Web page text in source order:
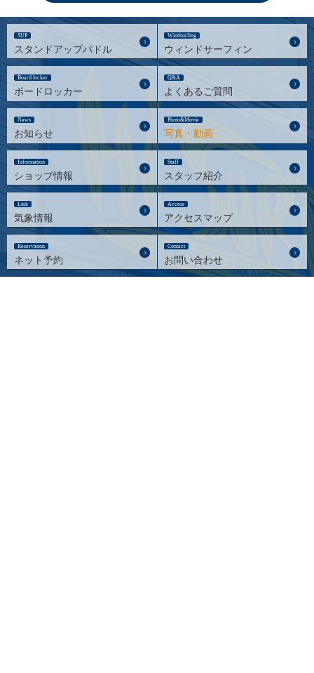
SUP
スタンドアップパドル
Windsurfing
ウィンドサーフィン
Board locker
ボードロッカー
Q&A
よくあるご質問
News
お知らせ
Photo&Movie
写真・動画
Information
ショップ情報
Staff
スタッフ紹介
Link
気象情報
Access
アクセスマップ
Reservation
ネット予約
Contact
お問い合わせ